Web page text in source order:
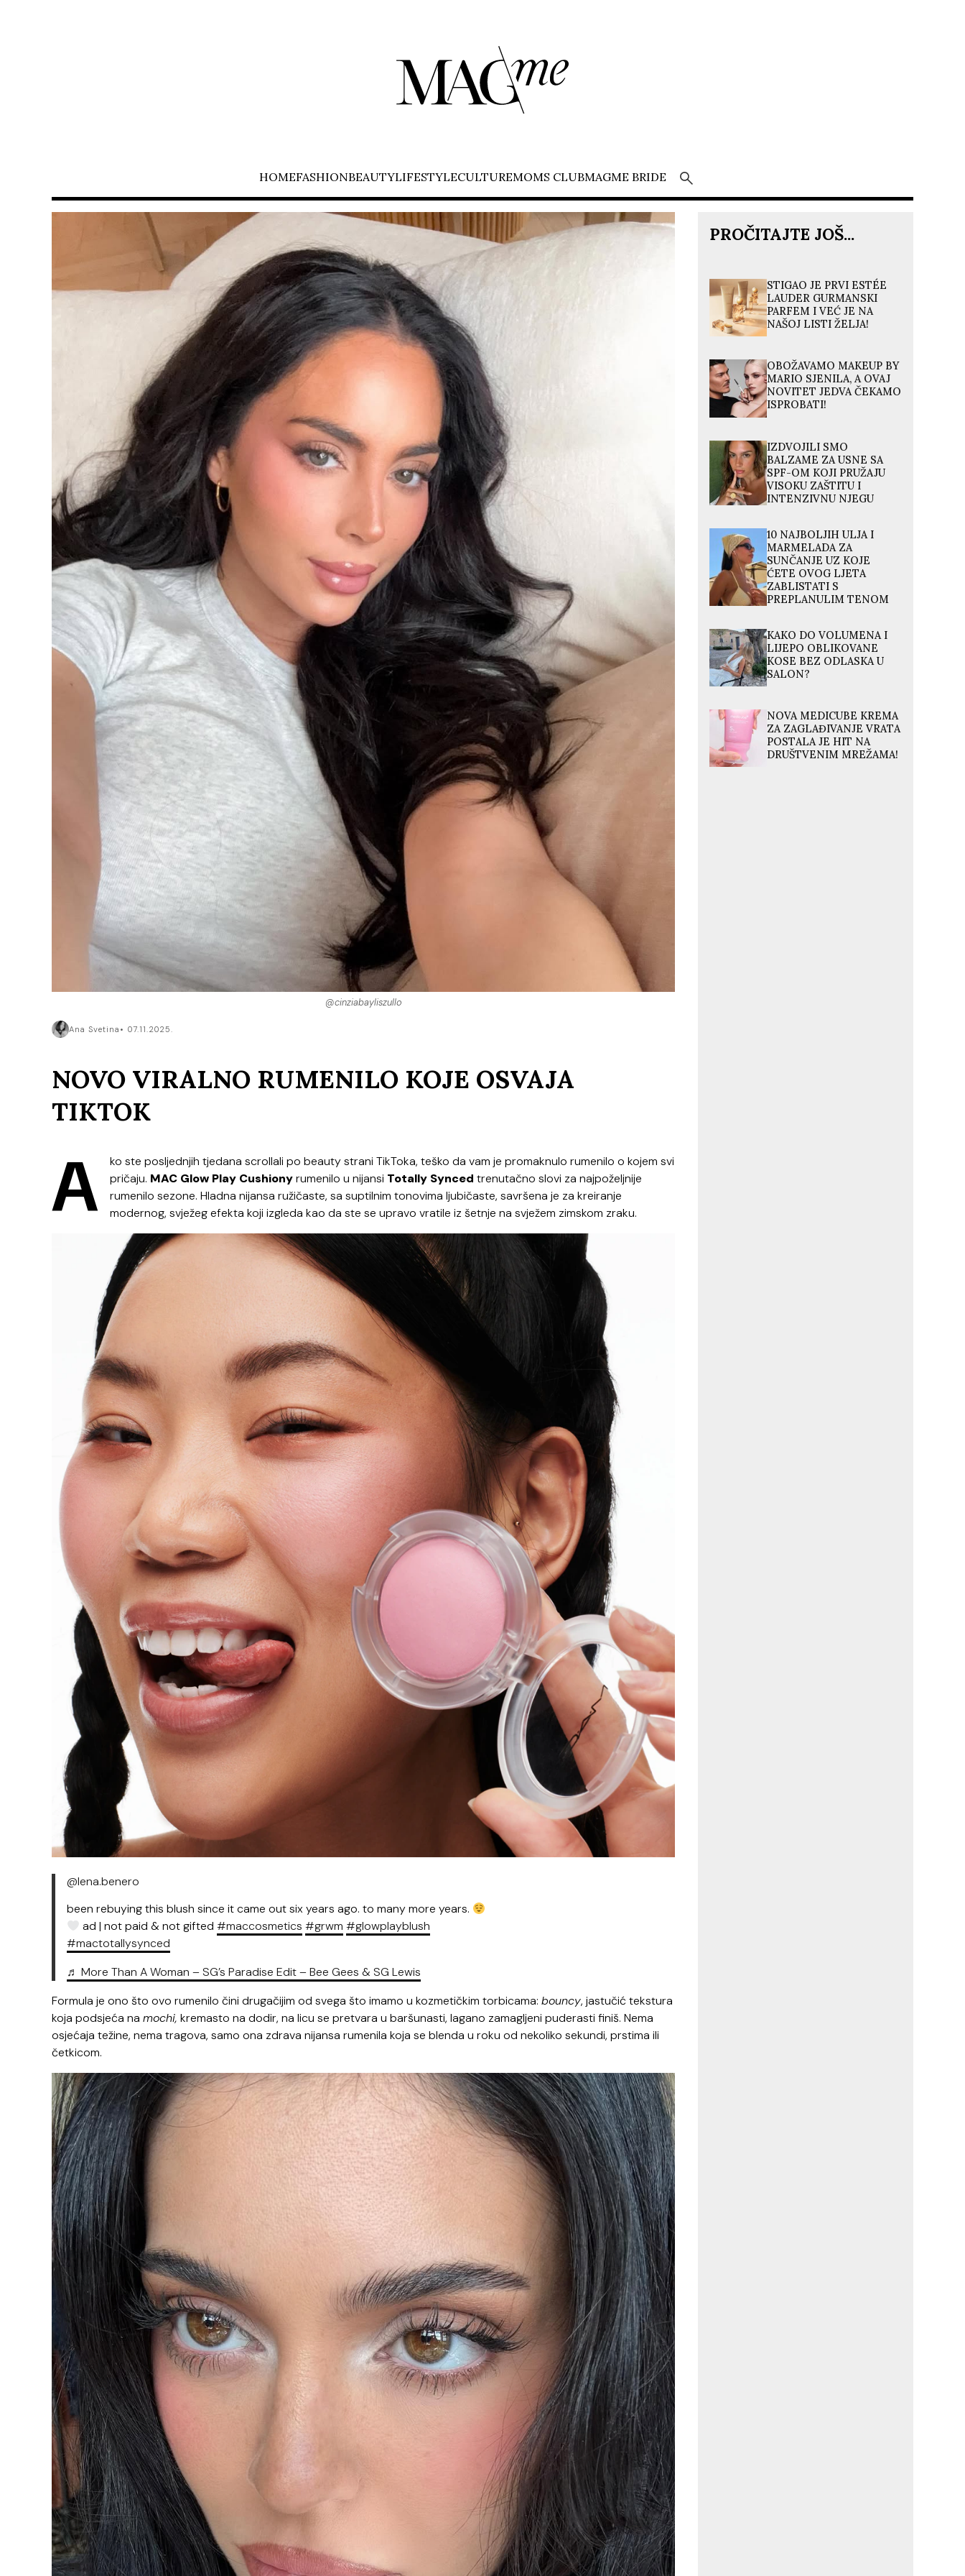
HOMEFASHIONBEAUTYLIFESTYLECULTUREMOMS CLUBMAGME BRIDE
@cinziabayliszullo
Ana Svetina 07.11.2025.
NOVO VIRALNO RUMENILO KOJE OSVAJA
TIKTOK
A
ko ste posljednjih tjedana scrollali po beauty strani TikToka, teško da vam je promaknulo rumenilo o kojem svi
pričaju. MAC Glow Play Cushionyrumenilo u nijansi Totally Synced trenutačno slovi za najpoželjnije
rumenilo sezone. Hladna nijansa ružičaste, sa suptilnim tonovima ljubičaste, savršena je za kreiranje
modernog, svježeg efekta koji izgleda kao da ste se upravo vratile iz šetnje na svježem zimskom zraku.
@lena.benero
been rebuying this blush since it came out six years ago. to many more years.
ad | not paid & not gifted#maccosmetics #grwm #glowplayblush
#mactotallysynced
♬ More Than A Woman – SG’s Paradise Edit – Bee Gees & SG Lewis
Formula je ono što ovo rumenilo čini drugačijim od svega što imamo u kozmetičkim torbicama: bouncy, jastučić tekstura
koja podsjeća na mochi, kremasto na dodir, na licu se pretvara u baršunasti, lagano zamagljeni puderasti finiš. Nema
osjećaja težine, nema tragova, samo ona zdrava nijansa rumenila koja se blenda u roku od nekoliko sekundi, prstima ili
četkicom.
PROČITAJTE JOŠ...
STIGAO JE PRVI ESTÉE
LAUDER GURMANSKI
PARFEM I VEĆ JE NA
NAŠOJ LISTI ŽELJA!
OBOŽAVAMO MAKEUP BY
MARIO SJENILA, A OVAJ
NOVITET JEDVA ČEKAMO
ISPROBATI!
IZDVOJILI SMO
BALZAME ZA USNE SA
SPF-OM KOJI PRUŽAJU
VISOKU ZAŠTITU I
INTENZIVNU NJEGU
10 NAJBOLJIH ULJA I
MARMELADA ZA
SUNČANJE UZ KOJE
ĆETE OVOG LJETA
ZABLISTATI S
PREPLANULIM TENOM
KAKO DO VOLUMENA I
LIJEPO OBLIKOVANE
KOSE BEZ ODLASKA U
SALON?
NOVA MEDICUBE KREMA
ZA ZAGLAĐIVANJE VRATA
POSTALA JE HIT NA
DRUŠTVENIM MREŽAMA!